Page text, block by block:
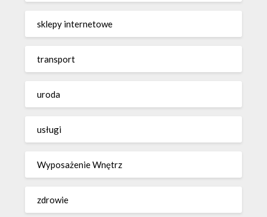
sklepy internetowe
transport
uroda
usługi
Wyposażenie Wnętrz
zdrowie